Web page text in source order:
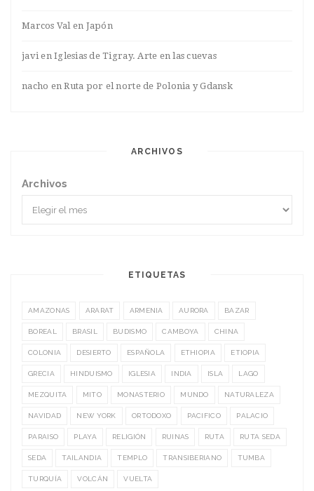
Marcos Valen Japón
javienIglesias de Tigray. Arte en las cuevas
nacho enRuta por el norte de Polonia y Gdansk
ARCHIVOS
Archivos
ETIQUETAS
AMAZONAS ARARAT ARMENIA AURORA BAZAR
BOREAL BRASIL BUDISMO CAMBOYA CHINA
COLONIA DESIERTO ESPAÑOLA ETHIOPIA ETIOPIA
GRECIA HINDUISMO IGLESIA INDIA ISLA LAGO
MEZQUITA MITO MONASTERIO MUNDO NATURALEZA
NAVIDAD NEW YORK ORTODOXO PACIFICO PALACIO
PARAISO PLAYA RELIGIÓN RUINAS RUTA RUTA SEDA
SEDA TAILANDIA TEMPLO TRANSIBERIANO TUMBA
TURQUÍA VOLCÁN VUELTA